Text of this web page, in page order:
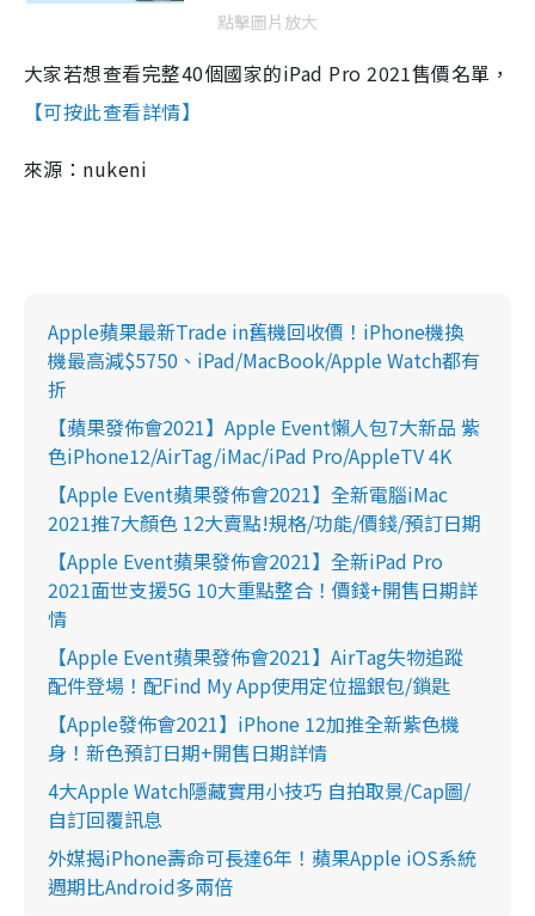
點擊圖片放大
大家若想查看完整40個國家的iPad Pro 2021售價名單，
【可按此查看詳情】
來源：nukeni
Apple蘋果最新Trade in舊機回收價！iPhone機換
機最高減$5750、iPad/MacBook/Apple Watch都有
折
【蘋果發佈會2021】Apple Event懶人包7大新品 紫
色iPhone12/AirTag/iMac/iPad Pro/AppleTV 4K
【Apple Event蘋果發佈會2021】全新電腦iMac
2021推7大顏色 12大賣點!規格/功能/價錢/預訂日期
【Apple Event蘋果發佈會2021】全新iPad Pro
2021面世支援5G 10大重點整合！價錢+開售日期詳
情
【Apple Event蘋果發佈會2021】AirTag失物追蹤
配件登場！配Find My App使用定位搵銀包/鎖匙
【Apple發佈會2021】iPhone 12加推全新紫色機
身！新色預訂日期+開售日期詳情
4大Apple Watch隱藏實用小技巧 自拍取景/Cap圖/
自訂回覆訊息
外媒揭iPhone壽命可長達6年！蘋果Apple iOS系統
週期比Android多兩倍